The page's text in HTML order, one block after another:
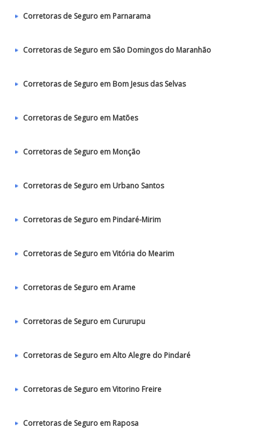
Corretoras de Seguro em Parnarama
Corretoras de Seguro em São Domingos do Maranhão
Corretoras de Seguro em Bom Jesus das Selvas
Corretoras de Seguro em Matões
Corretoras de Seguro em Monção
Corretoras de Seguro em Urbano Santos
Corretoras de Seguro em Pindaré-Mirim
Corretoras de Seguro em Vitória do Mearim
Corretoras de Seguro em Arame
Corretoras de Seguro em Cururupu
Corretoras de Seguro em Alto Alegre do Pindaré
Corretoras de Seguro em Vitorino Freire
Corretoras de Seguro em Raposa